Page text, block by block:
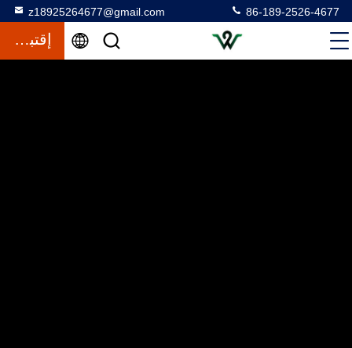
z18925264677@gmail.com 86-189-2526-4677
إقتباس